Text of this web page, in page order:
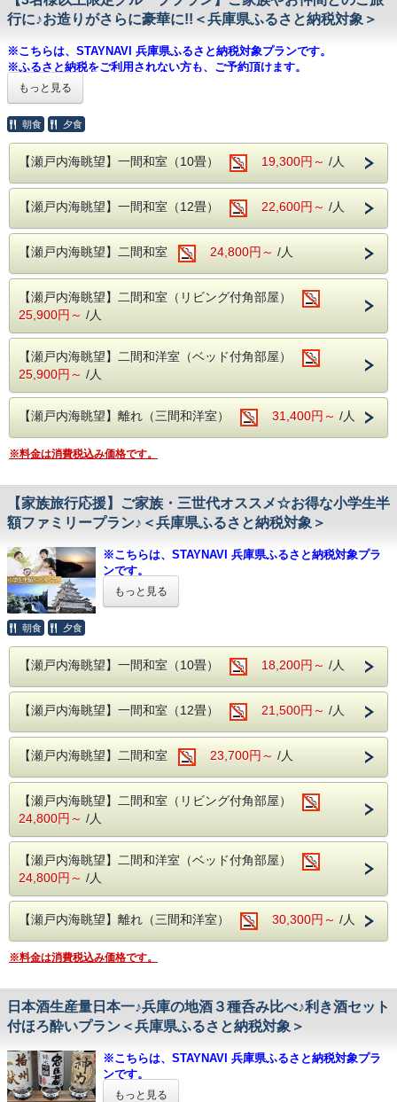
フロント：0791-42-6601
外温泉
【露天風呂】
男性05：00〜10：00、女性15：00〜23：00
大浴場 内風呂
【海楼庭園】～呑海楼の癒しと絶景のスポッ
朝には瀬戸内海から昇ってくる朝日を
夜には松明やライトアップで幻想的な雰囲
気を楽しめます。
（18：00～20：00はご利用頂けませ
ん。）
■播州赤穂駅より送迎バスあり ※事前予約制
送り時刻 09：10、10：10
お電話でご予約をお願いいたします。
現地でのお支払いをご希望の場合」はチェッ
クイン時に【宿泊費+入湯税】のお支払いを
お願いしております。
ため、前日や当日ではご対応出来兼ねます。予めご連
※料理写真はイメージです。
瀬戸内海を一望できる絶景の露天風呂でお愉しみ頂けます。
外温泉
【露天風呂】
男性05：00〜10：00、女性15：00〜23：00
【室内大岩風呂】
女性05：00〜10：00、男性15：00〜23：00
大浴場 内風呂
【海楼庭園】〜呑海楼の癒しと絶景のスポット〜
す。
利用時間 5：30 〜 23：00
（18：00〜20：00はご利用頂けません。）
■播州赤穂駅より送迎バスあり ※事前予約制
迎え時刻 14：40、15：40
送り時刻 09：10、10：10
備考欄に記入または前日までに
夫婦の記念日やご家族やグループでの観光旅行に
■嬉しい2大特典！
1.コーヒープレゼント
当プランをご利用いただけます。
※チェックインの際、
年齢証明をお願いする場合がございます。
※同行者（ご家族やご友人等）の方は50歳未満でもOKで
す。
■夕食
人気の季節の彩り会席となります。
料理内容はスタンダードプランに記載をしております。
■小学生のお子様のお料理はお子様用にご準備した特別会席
［内容一例］
前菜、椀物、造り、和牛の陶板焼、鯛の兜煮、茶碗蒸し、
御飯、留椀、香物、デザート
■お子様ランチ
コロッケ・ハンバーグ・ポテトフライ・生野菜サラダ） コ
ーンスープ 茶碗蒸し デザート
※当日の仕入れ状況にあわせ、厳選してご提供いたします。
※朝食は和定食となります。
※お子様も含めましてアレルギーの有無・詳細を当館
までご連絡下さいませ。
◇当館は鯖を含む青魚を使用して出汁を引いている
ため、前日や当日ではご対応出来兼ねます。予めご連
絡下さいませ。
※料理写真はイメージです。
■人気オプション「鯛の塩釜焼き」のご案内 【前日までのご
予約制】
小：4，400円
中：6，600円
※表記は税込
※予約時の「備考欄」または予約後にお電話にて事前にご連
絡をお願いいたします。フロント：0791-42-6601
-------------------------------------------------------------
疲労回復や美肌効果のある赤穂温泉を
瀬戸内海を一望できる絶景の露天風呂でお愉しみ頂けます。
【露天風呂】
男性05：30〜10：00、女性15：00〜23：00
女性05：30〜10：00、男性15：00〜23：00
大浴場 内風呂
【男湯・女湯】05：30〜23：00
【海楼庭園】～呑海楼の癒しと絶景のスポット～
す。
利用時間 5：30 ～ 23：00
（18：00～20：00はご利用頂けません。）
■心を癒す ～絶景とおもてなし～
・オーシャンビューの客室や露天風呂から
瀬戸内海に昇る絶景の朝日がご覧いただけます。
行に♪お造りがさらに豪華に!!＜兵庫県ふるさと納税対象＞
※こちらは、STAYNAVI 兵庫県ふるさと納税対象プランです。
※ふるさと納税をご利用されない方も、ご予約頂けます。
【兵庫県ふるさと納税をご利用希望の方へ 】
の30％が割引となる兵庫県ふるさと納税がご利用いただけます。
・プラン予約だけでは、兵庫県ふるさと納税返礼クーポンは適用されませ
んので下記の通り手続き下さい。
1. 当館公式ホームページからご予約（このページです）
※お支払方法は必ず【現地決済】をお選びください。
2. STAYNAVIふるさと納税 呑海楼のページに移動し、寄附手続き＆決済（クレ
ジットカード決済）後、電子クーポンが発行
▼STAYNAVIふるさと納税 呑海楼のページは こちら
3. チェックイン当日にフロントにSTAYNAVIで発行クーポン（印刷もしくはスマ
ホ画面）を提示することにより割引が適用となります。
みんなでワイワイ思い出づくり♪
嬉しい特典付グループプラン
みんなでワイワイ思い出づくり♪
嬉しい特典付グループプラン
季節の素材を最大限に生かしたお料理を
料理人が一品一品丁寧に作り上げた
こちらのプランでご予約のお客様には
お造里をさらに豪華にして
ご提供いたします！
3名様以上限定の特別プランです☆
家族旅行や社員旅行、
クラブやサークルの気の合う仲間たちと
わいわい楽しくお食事をお楽しみください。
客室はすべてオーシャンビュー！
旅の記念に瀬戸内海をバックに写真を撮るのもおすすめです。
■夕食： 人気の季節の彩り会席となります。
料理内容はスタンダードプランに記載をしております。
※お造里は大皿盛で仕上げさせて頂きます。
■小学生のお子様のお料理はお子様用にご準備した特別会席となります。
［内容一例］
前菜、椀物、造り、和牛の陶板焼、鯛の兜煮、茶碗蒸し、御飯、留椀、香物、
デザート
［内容一例］
チキンライス ワンプレート（海老フライ・唐揚げ・一口コロッケ・ハンバー
グ・ポテトフライ・生野菜サラダ） コーンスープ 茶碗蒸し デザート
◇◆◇お食事についてのご案内◆◇◆
※当日の仕入れ状況にあわせ、厳選してご提供いたします。
※２階お食事処にてご用意いたします。
※朝食は和定食となります。
※お子様も含めましてアレルギーの有無・詳細を当館までご連絡下さいま
せ。
◇当館は鯖を含む青魚を使用して出汁を引いているため、前日や当日で
※料理写真はイメージです。
新鮮な真鯛を赤穂の塩で包み焼き上げた
塩の名産地・赤穂の名物料理です。
小：4,400円（税込）
中：6,600円（税込）
大：8,800円（税込）
※予約時の「備考欄」または予約後にお電話にて
事前にご連絡をお願いいたします。
フロント：0791-42-6601
もっと見る
朝食 夕食
【瀬戸内海眺望】一間和室（10畳） 19,300円～ /人
【瀬戸内海眺望】一間和室（12畳） 22,600円～ /人
【瀬戸内海眺望】二間和室 24,800円～ /人
【瀬戸内海眺望】二間和室（リビング付角部屋）
25,900円～ /人
【瀬戸内海眺望】二間和洋室（ベッド付角部屋）
25,900円～ /人
【瀬戸内海眺望】離れ（三間和洋室） 31,400円～ /人
※料金は消費税込み価格です。
【家族旅行応援】ご家族・三世代オススメ☆お得な小学生半
額ファミリープラン♪＜兵庫県ふるさと納税対象＞
※こちらは、STAYNAVI 兵庫県ふるさと納税対象プラ
ンです。
※ふるさと納税をご利用されない方も、ご予約頂けま
・当館では全てのプラン（事前カード決済のみのプラ
ンは不可）で納税額の30％が割引となる兵庫県ふるさ
・プラン予約だけでは、兵庫県ふるさと納税返礼クー
ポンは適用されませんので下記の通り手続き下さい。
1. 当館公式ホームページからご予約（このページです）
※お支払方法は必ず【現地決済】をお選びください。
2. STAYNAVIふるさと納税 呑海楼のページに移動し、寄附
手続き＆決済（クレジットカード決済）後、電子クーポンが
3. チェックイン当日にフロントにSTAYNAVIで発行クーポン
（印刷もしくはスマホ画面）を提示することにより割引が適
【プラン内容】
小学生のお子様の宿泊料金が大人の宿泊費の半額に！
ご家族での観光旅行におすすめ☆
ゴールデンウイークなどの連休のご旅行に！
ご家族でお得に楽しみたい方におすすめの
小学生半額プランです。
■特典
小学生のお子様の宿泊料金
通常大人料金の「70％」⇒大人料金の半額に！
もっと見る
朝食 夕食
【瀬戸内海眺望】一間和室（10畳） 18,200円～ /人
【瀬戸内海眺望】一間和室（12畳） 21,500円～ /人
【瀬戸内海眺望】二間和室 23,700円～ /人
【瀬戸内海眺望】二間和室（リビング付角部屋）
24,800円～ /人
【瀬戸内海眺望】二間和洋室（ベッド付角部屋）
24,800円～ /人
【瀬戸内海眺望】離れ（三間和洋室） 30,300円～ /人
※料金は消費税込み価格です。
日本酒生産量日本一♪兵庫の地酒３種呑み比べ♪利き酒セット
付ほろ酔いプラン＜兵庫県ふるさと納税対象＞
※こちらは、STAYNAVI 兵庫県ふるさと納税対象プラ
ンです。
※ふるさと納税をご利用されない方も、ご予約頂けま
もっと見る